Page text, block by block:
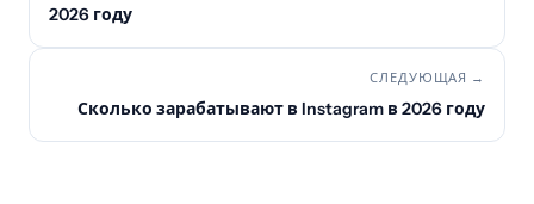
2026 году
СЛЕДУЮЩАЯ →
Сколько зарабатывают в Instagram в 2026 году